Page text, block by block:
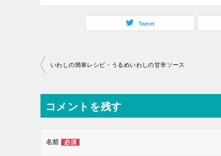
Tweet
投
ナ
ビ
ー
いわしの簡単レシピ・うるめいわしの甘辛ソース
コメントを残す
名前 必須